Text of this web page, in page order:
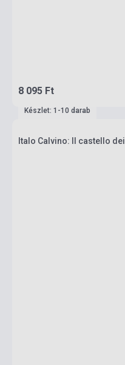
8 095 Ft
Készlet: 1-10 darab
Italo Calvino: Il castello